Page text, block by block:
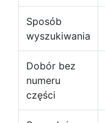
Sposób
wyszukiwania
Dobór bez
numeru
części